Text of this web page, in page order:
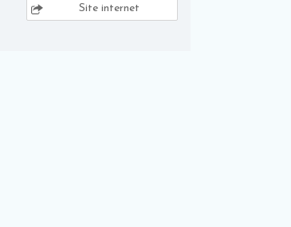
Site internet